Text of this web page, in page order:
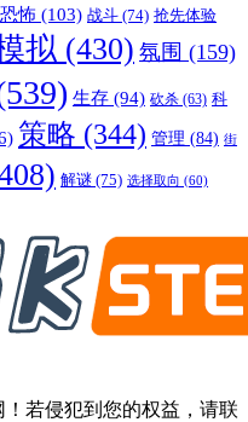
恐怖 (103) 战斗 (74) 抢先体验
拟 (430) 氛围 (159)
生存 (94) 砍杀 (63) 科
策略 (344) 管理 (84) 街
解谜 (75) 选择取向 (60)
若侵犯到您的权益，请联